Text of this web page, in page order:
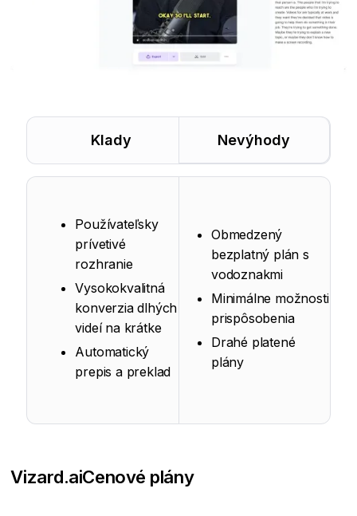
Klady Nevýhody
Používateľsky
prívetivé
rozhranie
Vysokokvalitná
konverzia dlhých
videí na krátke
Automatický
prepis a preklad
Obmedzený
bezplatný plán s
vodoznakmi
Minimálne možnosti
prispôsobenia
Drahé platené
plány
Vizard.aiCenové plány